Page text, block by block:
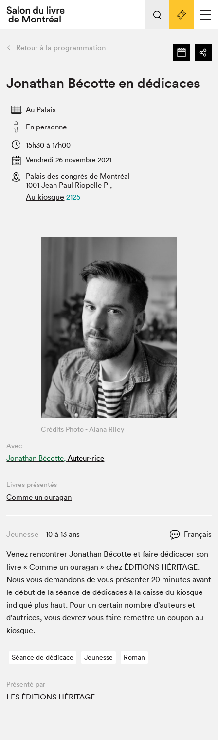
Espace exposant⋅e⋅s
Espace enseignant·e·s
L'événement
Préparer sa visite au Salon
Actualités
SLM PRO
retour Nos activités
Préparer sa visite
Salon au Palais
Projets partenaires
Liens pratiques
Retour à la programmation
Jonathan Bécotte en dédicaces
Au Palais
En personne
15h30 à 17h00
Vendredi 26 novembre 2021
Palais des congrès de Montréal
1001 Jean Paul Riopelle Pl,
Au kiosque 2125
Avec
Jonathan Bécotte, Auteur·rice
Crédits Photo - Alana Riley
Livres présentés
Comme un ouragan
Jeunesse 10 à 13 ans Français
Venez ren­con­tr­er Jonathan Bécotte et faire dédi­cac­er son
livre « Comme un oura­gan » chez ÉDI­TIONS HÉRITAGE.
Nous vous deman­dons de vous présen­ter20 min­utes avant
le début de la séance de dédi­caces à la caisse du kiosque
indiqué plus haut. Pour un cer­tain nom­bre d’auteurs et
d’autrices, vous devrez vous faire remet­tre un coupon au
kiosque.
Séance de dédicace Jeunesse Roman
Présenté par
LES ÉDITIONS HÉRITAGE